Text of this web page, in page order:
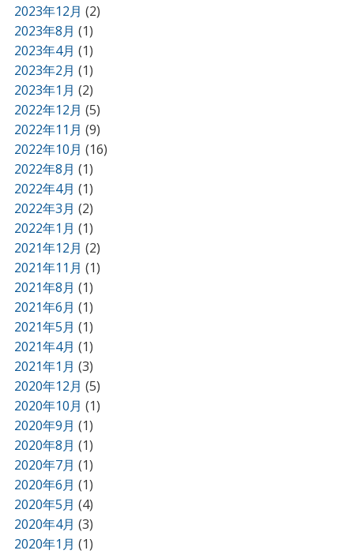
2023年12月 (2)
2023年8月 (1)
2023年4月 (1)
2023年2月 (1)
2023年1月 (2)
2022年12月 (5)
2022年11月 (9)
2022年10月 (16)
2022年8月 (1)
2022年4月 (1)
2022年3月 (2)
2022年1月 (1)
2021年12月 (2)
2021年11月 (1)
2021年8月 (1)
2021年6月 (1)
2021年5月 (1)
2021年4月 (1)
2021年1月 (3)
2020年12月 (5)
2020年10月 (1)
2020年9月 (1)
2020年8月 (1)
2020年7月 (1)
2020年6月 (1)
2020年5月 (4)
2020年4月 (3)
2020年1月 (1)